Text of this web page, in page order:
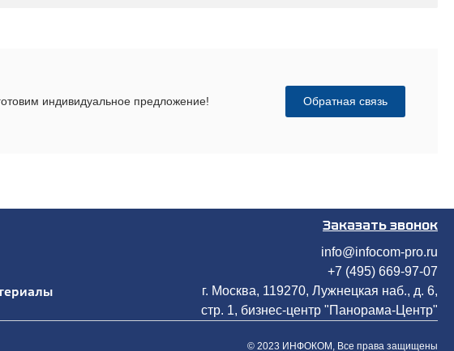
индивидуальное предложение! Обратная связь
Заказать звонок
info@infocom-pro.ru
+7 (495) 669-97-07
г. Москва, 119270, Лужнецкая наб., д. 6,
стр. 1, бизнес-центр "Панорама-Центр"
© 2023 ИНФОКОМ, Все права защищены